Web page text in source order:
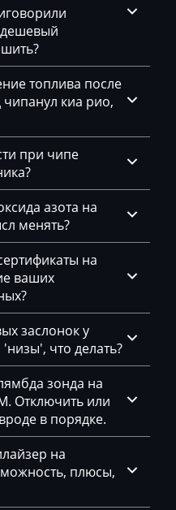
дешевый
топлива после
чипанул киа рио,
при чипе
азота на
менять?
на
ваших
заслонок у
что делать?
зонда на
Отключить или
в порядке.
на
плюсы,